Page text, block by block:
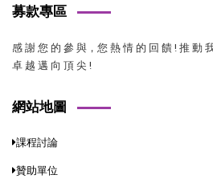
募款專區
感 謝 您 的 參 與，您 熱 情 的 回 饋 ! 推 動
卓 越 邁 向 頂 尖 !
網站地圖
課程討論
贊助單位